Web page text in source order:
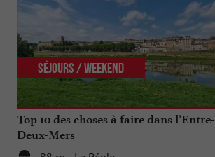
Top 10 des choses à faire dans l’Entre-
Deux-Mers
Séjours / Weekend